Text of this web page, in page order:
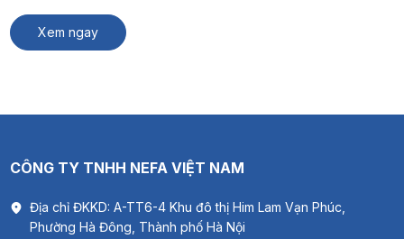
NEFA […]Xem ngay
CÔNG TY TNHH NEFA VIỆT NAM
Địa chỉ ĐKKD: A-TT6-4 Khu đô thị Him Lam Vạn Phúc,
Phường Hà Đông, Thành phố Hà Nội